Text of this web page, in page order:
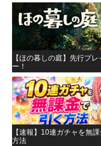
【ほの暮しの庭】先行プレ
ー！
【速報】10連ガチャを無課
方法